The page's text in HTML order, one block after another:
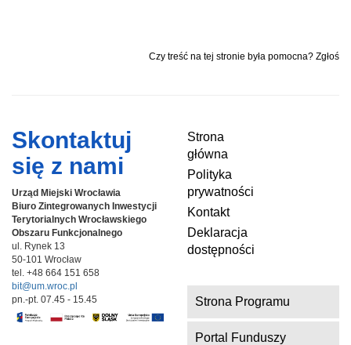
Czy treść na tej stronie była pomocna? Zgłoś
Skontaktuj
się z nami
Urząd Miejski Wrocławia
Biuro Zintegrowanych Inwestycji
Terytorialnych Wrocławskiego
Obszaru Funkcjonalnego
ul. Rynek 13
50-101 Wrocław
tel. +48 664 151 658
bit@um.wroc.pl
pn.-pt. 07.45 - 15.45
Strona
główna
Polityka
prywatności
Kontakt
Deklaracja
dostępności
Strona Programu
Portal Funduszy